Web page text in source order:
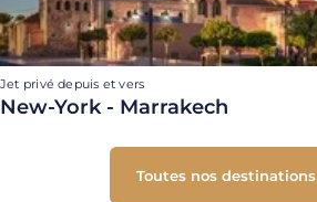
Jet privé depuis et vers
New-York - Marrakech
Toutes nos destinations